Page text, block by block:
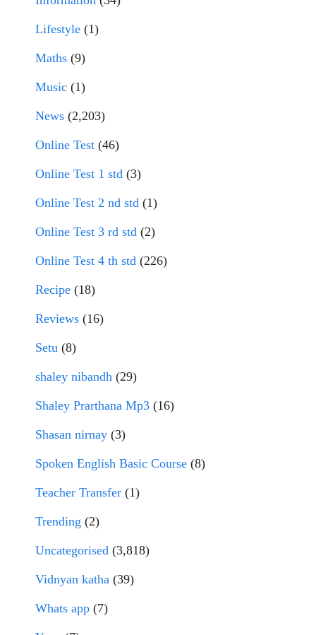
Lifestyle (1)
Maths (9)
Music (1)
News (2,203)
Online Test (46)
Online Test 1 std (3)
Online Test 2 nd std (1)
Online Test 3 rd std (2)
Online Test 4 th std (226)
Recipe (18)
Reviews (16)
Setu (8)
shaley nibandh (29)
Shaley Prarthana Mp3 (16)
Shasan nirnay (3)
Spoken English Basic Course (8)
Teacher Transfer (1)
Trending (2)
Uncategorised (3,818)
Vidnyan katha (39)
Whats app (7)